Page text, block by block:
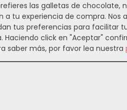
las galletas de chocolate,
tu experiencia de compra. Nos
tus preferencias para facilitar
Haciendo click en "Aceptar"
saber más, por favor lea nuestra